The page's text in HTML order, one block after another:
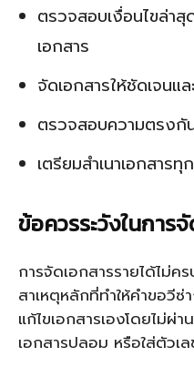
ตรวจสอบเงื่อนไขล่า
เอกสาร
จัดเอกสารให้ชัดเจนแ
ตรวจสอบความตรง
เตรียมสำเนาเอกสารทุ
ข้อควรระวังในการ
การจัดเอกสารรายได้ไม่ค
สาเหตุหลักที่ทำให้คำขอวี
แก้ไขเอกสารเองโดยไม่ผ่
เอกสารปลอม หรือใส่ตัวเ